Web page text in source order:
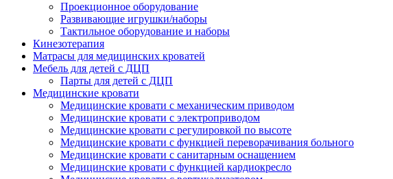
Проекционное оборудование
Развивающие игрушки/наборы
Тактильное оборудование и наборы
Кинезотерапия
Матрасы для медицинских кроватей
Мебель для детей с ДЦП
Парты для детей с ДЦП
Медицинские кровати
Медицинские кровати с механическим приводом
Медицинские кровати с электроприводом
Медицинские кровати с регулировкой по высоте
Медицинские кровати с функцией переворачивания больного
Медицинские кровати с санитарным оснащением
Медицинские кровати с функцией кардиокресло